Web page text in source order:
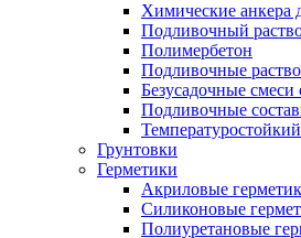
Химические анкера
Подливочный
Полимербетон
Подливочные
Безусадочные
Подливочные
Грунтовки
Герметики
Акриловые
Силиконовые
Полиуретановые